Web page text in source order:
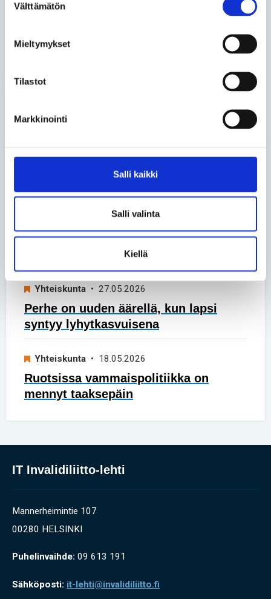
valinta
Välttämätön
Mieltymykset
Tilastot
Markkinointi
Salli kaikki
Salli valinta
Kiellä
Uusimmat artikkelit
Turvakodin tulisi auttaa myös
• 17.06.2026
Luonnossa Harri Venäläinen löytää
rauhan kivusta huolimatta
Yhteiskunta • 27.05.2026
Perhe on uuden äärellä, kun lapsi
syntyy lyhytkasvuisena
Yhteiskunta • 18.05.2026
Ruotsissa vammaispolitiikka on
mennyt taaksepäin
IT Invalidiliitto-lehti
Mannerheimintie 107
00280 HELSINKI
Puhelinvaihde: 09 613 191
Sähköposti: it-lehti@invalidiliitto.fi